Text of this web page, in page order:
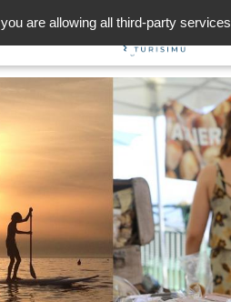
you are allowing all third-party services